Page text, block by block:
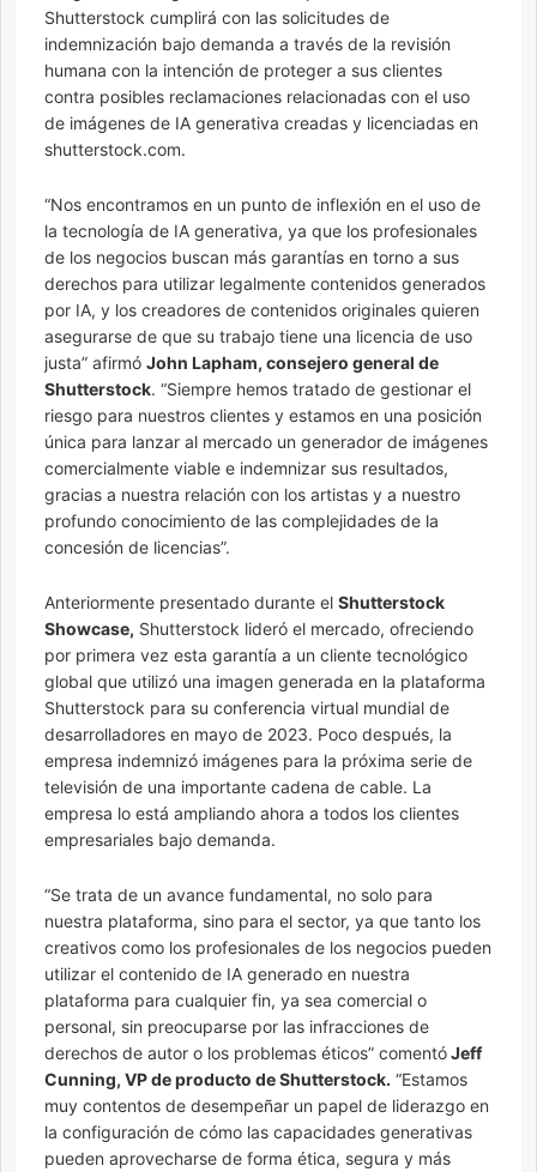
Shutterstock cumplirá con las solicitudes de
indemnización bajo demanda a través de la revisión
humana con la intención de proteger a sus clientes
contra posibles reclamaciones relacionadas con el uso
de imágenes de IA generativa creadas y licenciadas en
shutterstock.com.
“Nos encontramos en un punto de inflexión en el uso de
la tecnología de IA generativa, ya que los profesionales
de los negocios buscan más garantías en torno a sus
derechos para utilizar legalmente contenidos generados
por IA, y los creadores de contenidos originales quieren
asegurarse de que su trabajo tiene una licencia de uso
justa” afirmó John Lapham, consejero general de
Shutterstock. “Siempre hemos tratado de gestionar el
riesgo para nuestros clientes y estamos en una posición
única para lanzar al mercado un generador de imágenes
comercialmente viable e indemnizar sus resultados,
gracias a nuestra relación con los artistas y a nuestro
profundo conocimiento de las complejidades de la
concesión de licencias”.
Anteriormente presentado durante el Shutterstock
Showcase, Shutterstock lideró el mercado, ofreciendo
por primera vez esta garantía a un cliente tecnológico
global que utilizó una imagen generada en la plataforma
Shutterstock para su conferencia virtual mundial de
desarrolladores en mayo de 2023. Poco después, la
empresa indemnizó imágenes para la próxima serie de
televisión de una importante cadena de cable. La
empresa lo está ampliando ahora a todos los clientes
empresariales bajo demanda.
“Se trata de un avance fundamental, no solo para
nuestra plataforma, sino para el sector, ya que tanto los
creativos como los profesionales de los negocios pueden
utilizar el contenido de IA generado en nuestra
plataforma para cualquier fin, ya sea comercial o
personal, sin preocuparse por las infracciones de
derechos de autor o los problemas éticos” comentóJeff
Cunning, VP de producto de Shutterstock. “Estamos
muy contentos de desempeñar un papel de liderazgo en
la configuración de cómo las capacidades generativas
pueden aprovecharse de forma ética, segura y más